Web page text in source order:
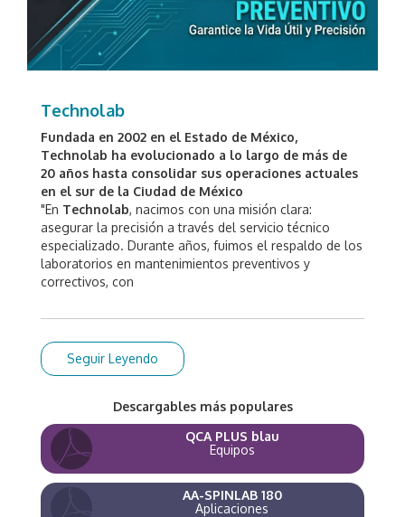
Technolab
Fundada en 2002 en el Estado de México,
Technolab ha evolucionado a lo largo de más de
20 años hasta consolidar sus operaciones actuales
en el sur de la Ciudad de México
"En Technolab, nacimos con una misión clara:
asegurar la precisión a través del servicio técnico
especializado. Durante años, fuimos el respaldo de los
laboratorios en mantenimientos preventivos y
correctivos, con
Seguir Leyendo
Descargables más populares
QCA PLUS blau
Equipos
AA-SPINLAB 180
Aplicaciones